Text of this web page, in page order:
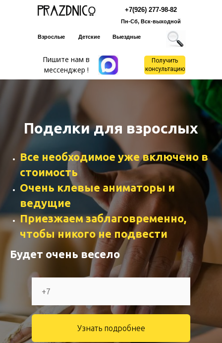
Получить
консультацию
Пишите нам в
мессенджер !
Взрослые Детские Выездные
+7(926) 277-98-82
Пн-Сб, Вск-выходной
Поделки для взрослых
Все необходимое уже включено в
стоимость
Очень клевые аниматоры и
ведущие
Приезжаем заблаговременно,
чтобы никого не подвести
Будет очень весело
Узнать подробнее